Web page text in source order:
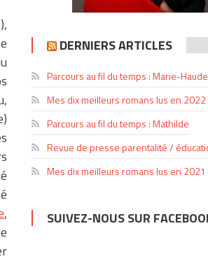
,
DERNIERS ARTICLES
Parcours au fil du temps : Marie-Haude
Mes dix meilleurs romans lus en 2022
Parcours au fil du temps : Mathilde
Revue de presse parentalité /
Mes dix meilleurs romans lus en 2021
SUIVEZ-NOUS SUR